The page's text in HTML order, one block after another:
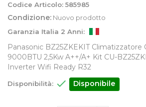
Codice Articolo: 585985
Condizione: Nuovo prodotto
Garanzia Italia 2 Anni:
Panasonic BZ25ZKEKIT Climatizzatore
9000BTU 2,5Kw A++/A+ Kit CU-
Inverter Wifi Ready R32
Disponibilità:  Disponibile